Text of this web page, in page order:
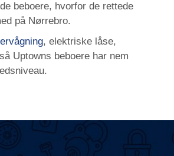
beboere, hvorfor de rettede
på Nørrebro.
, elektriske låse,
Uptowns beboere har nem